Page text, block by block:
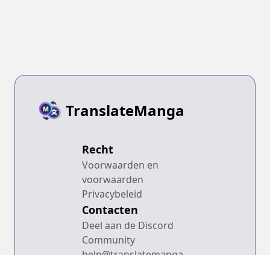
TranslateManga
Recht
Voorwaarden en
voorwaarden
Privacybeleid
Contacten
Deel aan de Discord
Community